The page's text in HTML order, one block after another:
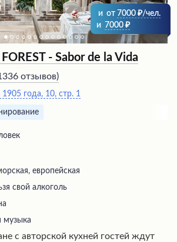
и от 7000
/чел.
и 7000
- Sabor de la Vida
отзывов)
года, 10, стр. 1
европейская
свой алкоголь
музыка
с авторской кухней гостей ждут